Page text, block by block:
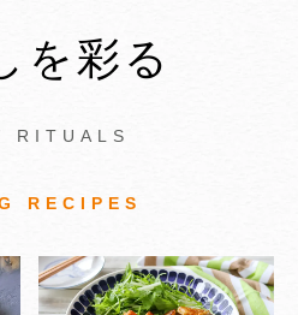
を彩る
RITUALS
RECIPES